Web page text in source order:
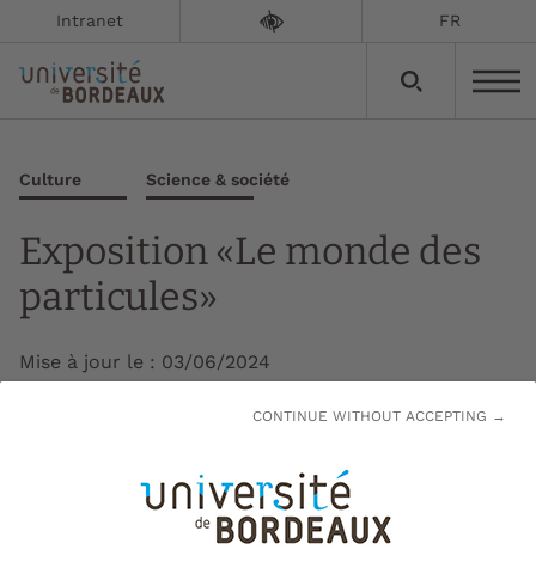
CONTINUE WITHOUT ACCEPTING →
Intranet FR
Culture Science & société
Exposition «Le monde des
particules»
Mise à jour le : 03/06/2024
d'illustrations intitulée « Le monde des
particules » sera installée sur les grilles du
campus Peixotto à Talence. Il s’agit de la